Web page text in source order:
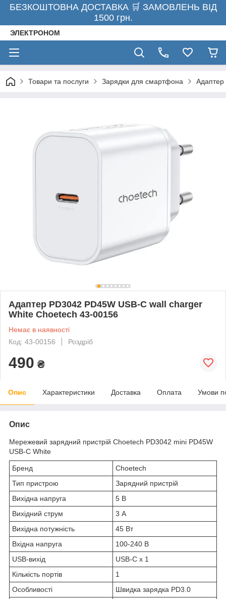
БЕЗКОШТОВНА ДОСТАВКА 🛒 ЗАМОВЛЕНЬ ВІД
1500 грн.
ЭЛЕКТРОНОМ
Товари та послуги Зарядки для смартфона Адаптер
Адаптер PD3042 PD45W USB-C wall charger
White Choetech 43-00156
Немає в наявності
Код: 43-00156
Роздріб
490 ₴
Опис Характеристики Доставка Оплата Умови
Опис
Мережевий зарядний пристрій Choetech PD3042 mini PD45W
USB-C White
Бренд
Choetech
Тип пристрою
Зарядний пристрій
Вихідна напруга
5 В
Вихідний струм
3 А
Вихідна потужність
45 Вт
Вхідна напруга
100-240 В
USB-вихід
USB-C x 1
Кількість портів
1
Особливості
Швидка зарядка PD3.0